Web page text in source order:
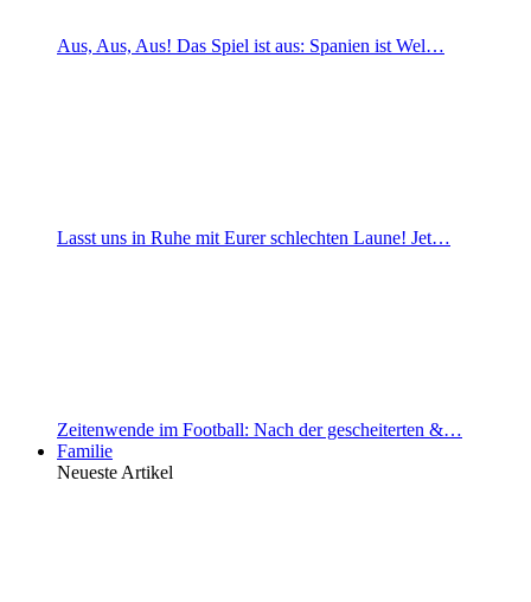
Aus, Aus, Aus! Das Spiel ist aus: Spanien ist Wel…
Lasst uns in Ruhe mit Eurer schlechten Laune! Jet…
Zeitenwende im Football: Nach der gescheiterten &…
Familie
Neueste Artikel